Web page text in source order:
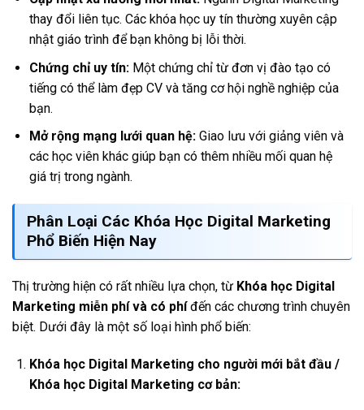
thay đổi liên tục. Các khóa học uy tín thường xuyên cập
nhật giáo trình để bạn không bị lỗi thời.
Chứng chỉ uy tín:Một chứng chỉ từ đơn vị đào tạo có
tiếng có thể làm đẹp CV và tăng cơ hội nghề nghiệp của
bạn.
Mở rộng mạng lưới quan hệ:Giao lưu với giảng viên và
các học viên khác giúp bạn có thêm nhiều mối quan hệ
giá trị trong ngành.
Phân Loại Các Khóa Học Digital Marketing
Phổ Biến Hiện Nay
Thị trường hiện có rất nhiều lựa chọn, từ Khóa học Digital
Marketing miễn phí và có phíđến các chương trình chuyên
biệt. Dưới đây là một số loại hình phổ biến:
Khóa học Digital Marketing cho người mới bắt đầu /
Khóa học Digital Marketing cơ bản: